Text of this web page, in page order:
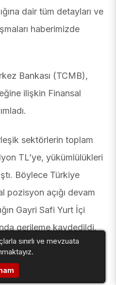
dair tüm detayları ve
haberimizde
Bankası (TCMB),
ilişkin Finansal
sektörlerin toplam
TL’ye, yükümlülükleri
Böylece Türkiye
pozisyon açığı devam
Gayri Safi Yurt İçi
gerileme kaydedildi.
sınırlı ve mevzuata